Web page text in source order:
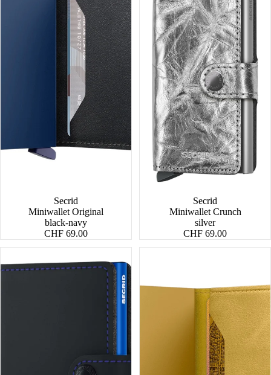
Secrid
Miniwallet Original
black-navy
CHF 69.00
Secrid
Miniwallet Crunch
silver
CHF 69.00
Matte